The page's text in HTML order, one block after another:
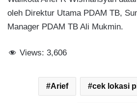
oleh Direktur Utama PDAM TB,
Manager PDAM TB Ali Mukmin.
Views: 3,606
Arief cek lokasi